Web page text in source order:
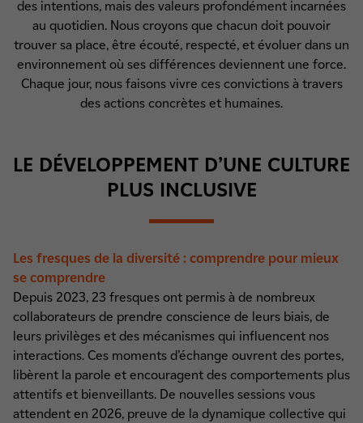
des intentions, mais des valeurs profondément incarnées
au quotidien. Nous croyons que chacun doit pouvoir
trouver sa place, être écouté, respecté, et évoluer dans un
environnement où ses différences deviennent une force.
Chaque jour, nous faisons vivre ces convictions à travers
des actions concrètes et humaines.
LE DÉVELOPPEMENT D’UNE CULTURE
PLUS INCLUSIVE
Les fresques de la diversité : comprendre pour mieux
se comprendre
Depuis 2023, 23 fresques ont permis à de nombreux
collaborateurs de prendre conscience de leurs biais, de
leurs privilèges et des mécanismes qui influencent nos
interactions. Ces moments d’échange ouvrent des portes,
libèrent la parole et encouragent des comportements plus
attentifs et bienveillants. De nouvelles sessions vous
attendent en 2026, preuve de la dynamique collective qui